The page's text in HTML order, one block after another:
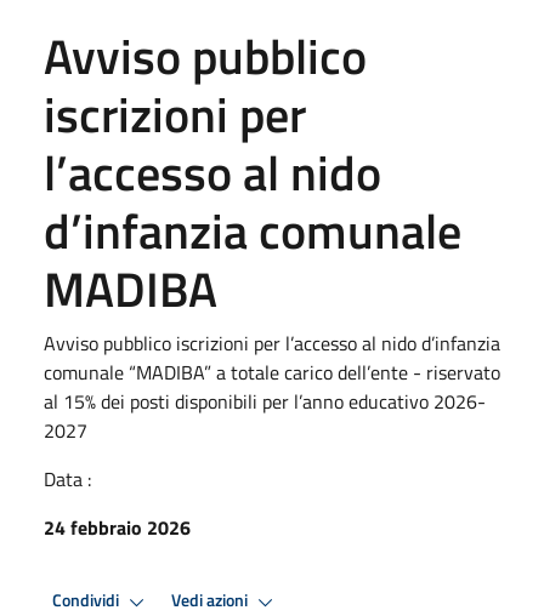
Avviso pubblico
iscrizioni per
l’accesso al nido
d’infanzia comunale
MADIBA
Avviso pubblico iscrizioni per l’accesso al nido d’infanzia
comunale “MADIBA” a totale carico dell’ente - riservato
al 15% dei posti disponibili per l’anno educativo 2026-
2027
Data :
24 febbraio 2026
Condividi Vedi azioni